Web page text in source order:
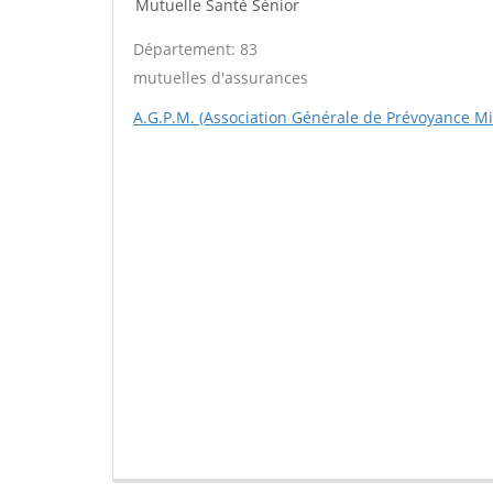
Mutuelle Santé Sénior
Département: 83
mutuelles d'assurances
A.G.P.M. (Association Générale de Prévoyance